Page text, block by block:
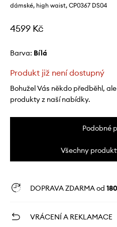
dámské, high waist, CP0367 DS04
4599 Kč
Barva: bílá
Produkt již není dostupný
Bohužel Vás někdo předběhl,
produkty z naší nabídky.
Podobné
Všechny
DOPRAVA ZDARMA od
VRÁCENÍ A REKLAMACE